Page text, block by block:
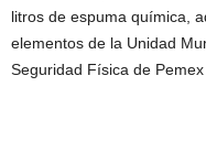
litros de espuma química,
elementos de la Unidad
Seguridad Física de